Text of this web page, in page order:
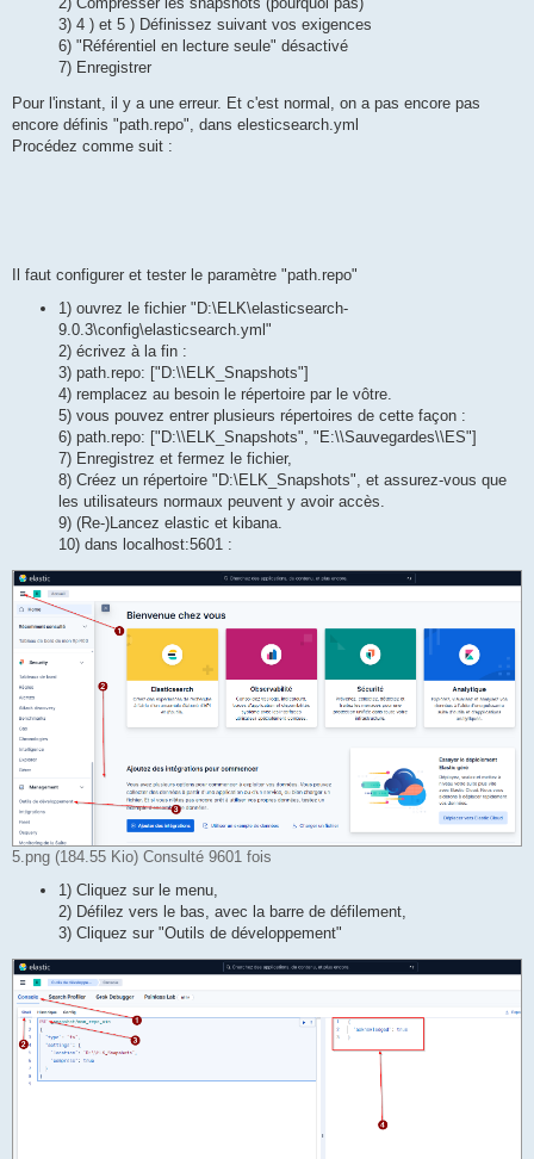
3) 4 ) et 5 ) Définissez suivant vos exigences
6) "Référentiel en lecture seule" désactivé
7) Enregistrer
Pour l'instant, il y a une erreur. Et c'est normal, on a pas encore pas
encore définis "path.repo", dans elesticsearch.yml
Procédez comme suit :
Il faut configurer et tester le paramètre "path.repo"
1) ouvrez le fichier "D:\ELK\elasticsearch-
9.0.3\config\elasticsearch.yml"
2) écrivez à la fin :
3) path.repo: ["D:\\ELK_Snapshots"]
4) remplacez au besoin le répertoire par le vôtre.
5) vous pouvez entrer plusieurs répertoires de cette façon :
6) path.repo: ["D:\\ELK_Snapshots", "E:\\Sauvegardes\\ES"]
7) Enregistrez et fermez le fichier,
8) Créez un répertoire "D:\ELK_Snapshots", et assurez-vous que
les utilisateurs normaux peuvent y avoir accès.
9) (Re-)Lancez elastic et kibana.
10) dans localhost:5601 :
5.png (184.55 Kio) Consulté 9601 fois
1) Cliquez sur le menu,
2) Défilez vers le bas, avec la barre de défilement,
3) Cliquez sur "Outils de développement"